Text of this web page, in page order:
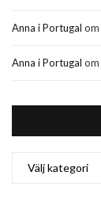
Anna i Portugal om
Anna i Portugal om